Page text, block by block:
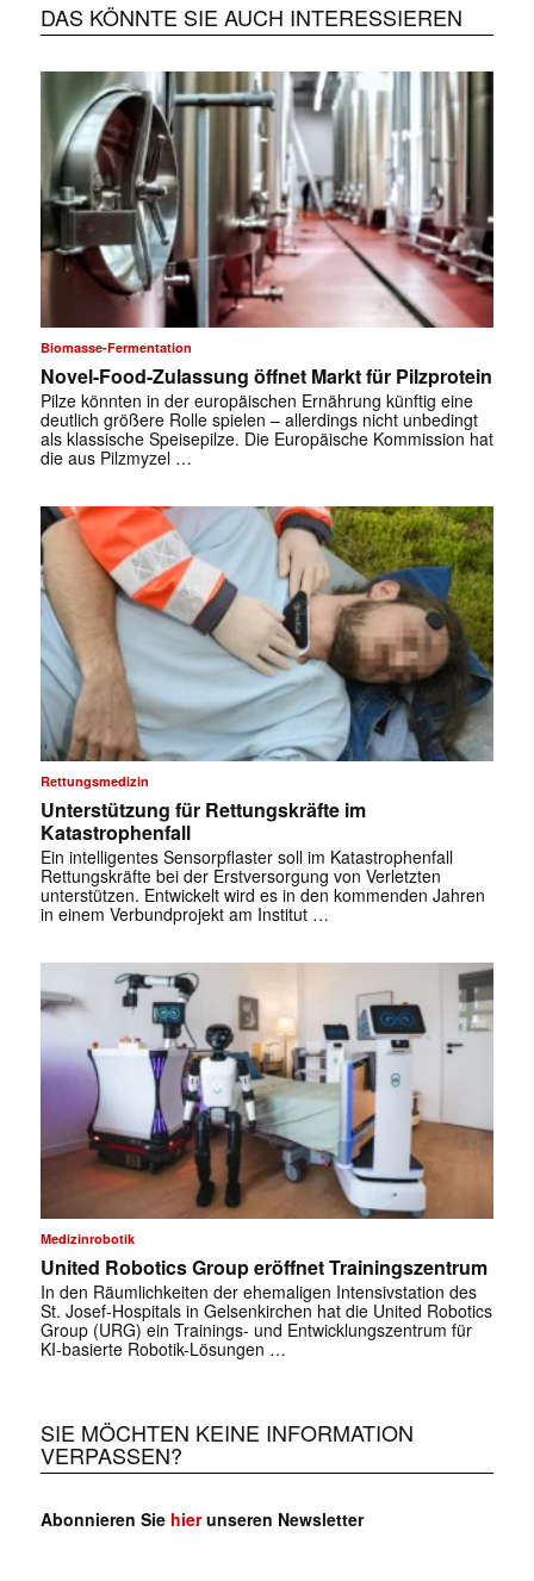
DAS KÖNNTE SIE AUCH INTERESSIEREN
Biomasse-Fermentation
Novel-Food-Zulassung öffnet Markt für Pilzprotein
Pilze könnten in der europäischen Ernährung künftig eine
deutlich größere Rolle spielen – allerdings nicht unbedingt
als klassische Speisepilze. Die Europäische Kommission hat
die aus Pilzmyzel …
Rettungsmedizin
Unterstützung für Rettungskräfte im
Katastrophenfall
Ein intelligentes Sensorpflaster soll im Katastrophenfall
Rettungskräfte bei der Erstversorgung von Verletzten
unterstützen. Entwickelt wird es in den kommenden Jahren
in einem Verbundprojekt am Institut …
Medizinrobotik
United Robotics Group eröffnet Trainingszentrum
In den Räumlichkeiten der ehemaligen Intensivstation des
St. Josef-Hospitals in Gelsenkirchen hat die United Robotics
Group (URG) ein Trainings- und Entwicklungszentrum für
KI-basierte Robotik-Lösungen …
SIE MÖCHTEN KEINE INFORMATION
VERPASSEN?
Abonnieren Sie hierunseren Newsletter